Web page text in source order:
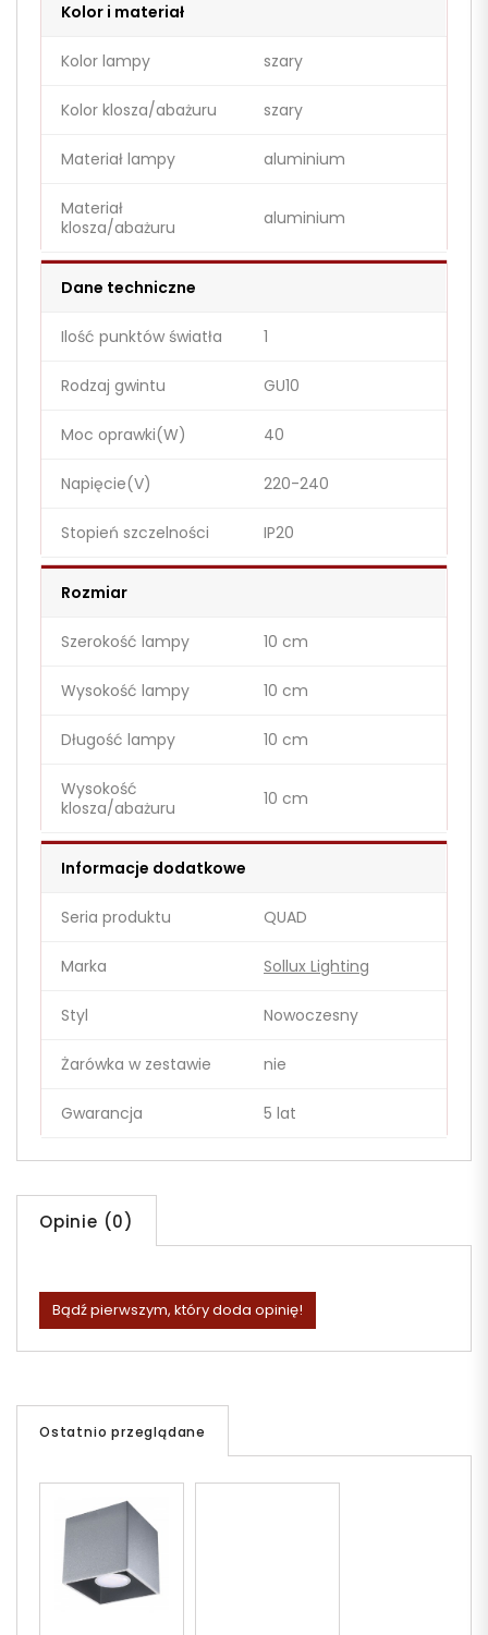
Kolor i materiał
Kolor lampy szary
Kolor klosza/abażuru szary
Materiał lampy aluminium
Materiał
klosza/abażuru
aluminium
Dane techniczne
Ilość punktów światła 1
Rodzaj gwintu GU10
Moc oprawki(W) 40
Napięcie(V) 220-240
Stopień szczelności IP20
Rozmiar
Szerokość lampy 10 cm
Wysokość lampy 10 cm
Długość lampy 10 cm
Wysokość
klosza/abażuru
10 cm
Informacje dodatkowe
Seria produktu QUAD
Marka Sollux Lighting
Styl Nowoczesny
Żarówka w zestawie nie
Gwarancja 5 lat
Opinie (0)
Bądź pierwszym, który doda opinię!
Ostatnio przeglądane